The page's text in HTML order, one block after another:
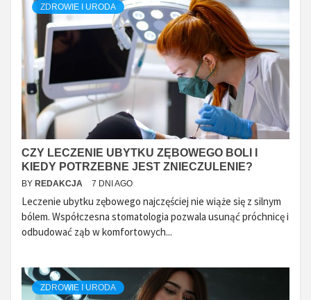
ZDROWIE I URODA
CZY LECZENIE UBYTKU ZĘBOWEGO BOLI I
KIEDY POTRZEBNE JEST ZNIECZULENIE?
BY REDAKCJA 7 DNI AGO
Leczenie ubytku zębowego najczęściej nie wiąże się z silnym
bólem. Współczesna stomatologia pozwala usunąć próchnicę i
odbudować ząb w komfortowych...
ZDROWIE I URODA